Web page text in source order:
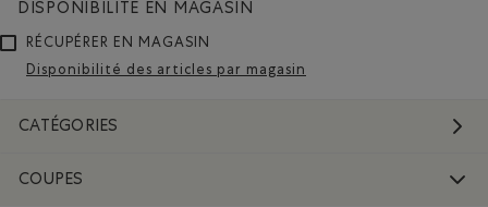
DISPONIBILITÉ EN MAGASIN
RÉCUPÉRER EN MAGASIN
Disponibilité des articles par magasin
CATÉGORIES
COUPES